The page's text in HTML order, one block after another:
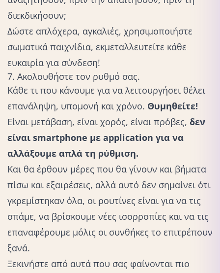
διεκδικήσουν;
Δώστε απλόχερα, αγκαλιές, χρησιμοποιήστε
σωματικά παιχνίδια, εκμεταλλευτείτε κάθε
ευκαιρία για σύνδεση!
7. Ακολουθήστε τον ρυθμό σας.
Κάθε τι που κάνουμε για να λειτουργήσει θέλει
επανάληψη, υπομονή και χρόνο. Θυμηθείτε!
Είναι μετάβαση, είναι χορός, είναι πρόβες, δεν
είναι smartphone με application για να
αλλάξουμε απλά τη ρύθμιση.
Και θα έρθουν μέρες που θα γίνουν και βήματα
πίσω και εξαιρέσεις, αλλά αυτό δεν σημαίνει ότι
γκρεμίστηκαν όλα, οι ρουτίνες είναι για να τις
σπάμε, να βρίσκουμε νέες ισορροπίες και να τις
επαναφέρουμε μόλις οι συνθήκες το επιτρέπουν
ξανά.
Ξεκινήστε από αυτά που σας φαίνονται πιο